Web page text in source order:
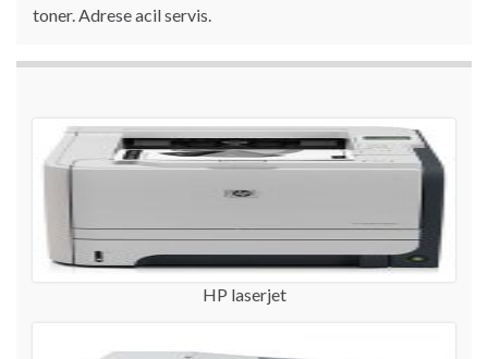
toner. Adrese acil servis.
HP laserjet